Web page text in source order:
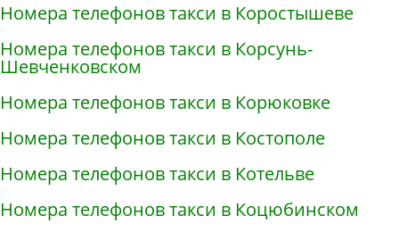
Номера телефонов такси в Коростышеве
Номера телефонов такси в Корсунь-
Шевченковском
Номера телефонов такси в Корюковке
Номера телефонов такси в Костополе
Номера телефонов такси в Котельве
Номера телефонов такси в Коцюбинском